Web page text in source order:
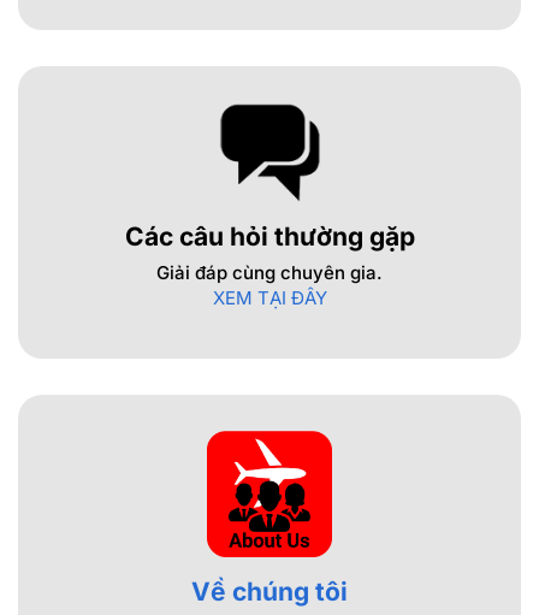
Các câu hỏi thường gặp
Giải đáp cùng chuyên gia.
XEM TẠI ĐÂY
Về chúng tôi